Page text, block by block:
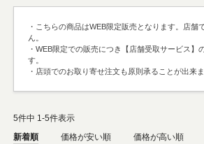
・こちらの商品はWEB限定販売となります。店舗
ん。
・WEB限定での販売につき【店舗受取サービス】
す。
・店頭でのお取り寄せ注文も原則承ることが出来
価格が安い順 価格が高い順
新着順
5件中 1-5件表示